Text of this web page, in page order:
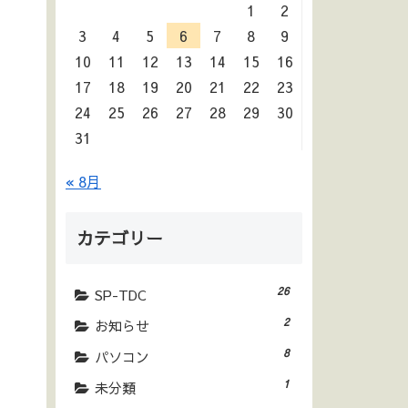
1
2
3
4 5 6 7 8
9
10
11 12 13 14 15
16
17
18 19 20 21 22
23
24
25 26 27 28 29
30
31
« 8月
カテゴリー
SP-TDC 26
お知らせ 2
パソコン 8
未分類 1